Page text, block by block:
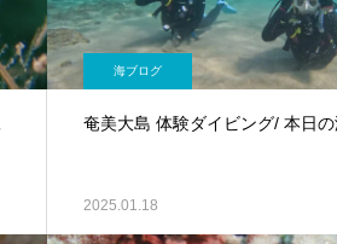
海ブログ
奄美大島 体験ダイビング/ 本日の
2025.01.18